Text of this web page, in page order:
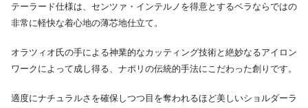
テーラード仕様は、センツァ・インテルノを得意とするベラならではの
非常に軽快な着心地の薄芯地仕立て。
オラツィオ氏の手による神業的なカッティング技術と絶妙なるアイロン
ワークによって成し得る、ナポリの伝統的手法にこだわった創りです。
適度にナチュラルさを確保しつつ目を奪われるほど美しいショルダーラ